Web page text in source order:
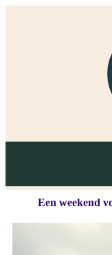
Een weekend